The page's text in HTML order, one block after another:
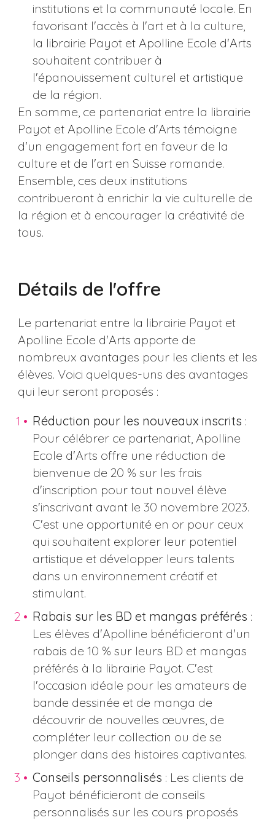
institutions et la communauté locale. En
favorisant l'accès à l'art et à la culture,
la librairie Payot et Apolline Ecole d'Arts
souhaitent contribuer à
l'épanouissement culturel et artistique
de la région.
En somme, ce partenariat entre la librairie
Payot et Apolline Ecole d'Arts témoigne
d'un engagement fort en faveur de la
culture et de l'art en Suisse romande.
Ensemble, ces deux institutions
contribueront à enrichir la vie culturelle de
la région et à encourager la créativité de
tous.
Détails de l'offre
Le partenariat entre la librairie Payot et
Apolline Ecole d'Arts apporte de
nombreux avantages pour les clients et les
élèves. Voici quelques-uns des avantages
qui leur seront proposés :
Réduction pour les nouveaux inscrits :
Pour célébrer ce partenariat, Apolline
Ecole d'Arts offre une réduction de
bienvenue de 20 % sur les frais
d'inscription pour tout nouvel élève
s'inscrivant avant le 30 novembre 2023.
C'est une opportunité en or pour ceux
qui souhaitent explorer leur potentiel
artistique et développer leurs talents
dans un environnement créatif et
stimulant.
Rabais sur les BD et mangas préférés :
Les élèves d'Apolline bénéficieront d'un
rabais de 10 % sur leurs BD et mangas
préférés à la librairie Payot. C'est
l'occasion idéale pour les amateurs de
bande dessinée et de manga de
découvrir de nouvelles œuvres, de
compléter leur collection ou de se
plonger dans des histoires captivantes.
Conseils personnalisés : Les clients de
Payot bénéficieront de conseils
personnalisés sur les cours proposés